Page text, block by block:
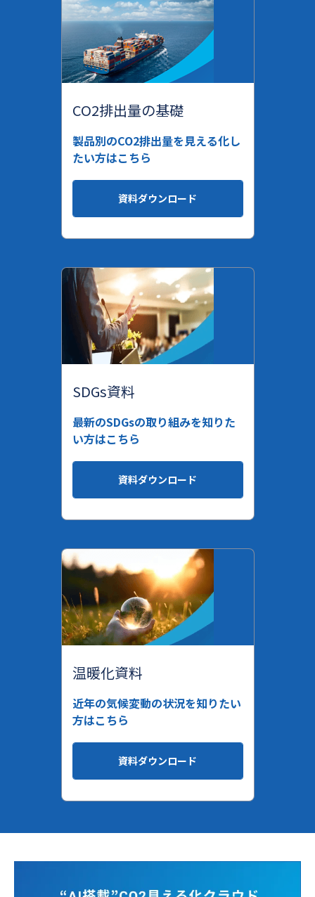
CO2排出量の基礎
製品別のCO2排出量を見える化し
たい方はこちら
資料ダウンロード
SDGs資料
最新のSDGsの取り組みを知りた
い方はこちら
資料ダウンロード
温暖化資料
近年の気候変動の状況を知りたい
方はこちら
資料ダウンロード